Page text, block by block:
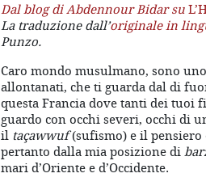
Dal blog di Abdennour Bidar su
La traduzione dall’originale in
Punzo.
Caro mondo musulmano, sono
allontanati, che ti guarda dal di
questa Francia dove tanti dei tuoi
guardo con occhi severi, occhi di
il taçawwuf(sufismo) e il pensiero
pertanto dalla mia posizione di
mari d’Oriente e d’Occidente.